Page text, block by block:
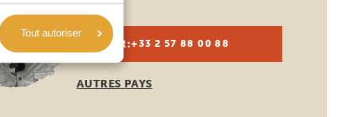
Tout autoriser
FR:+33 2 57 88 00 88
AUTRES PAYS